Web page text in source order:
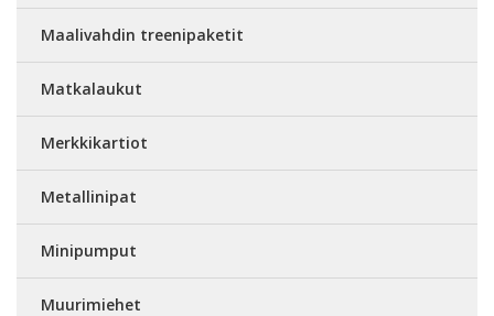
Maalivahdin treenipaketit
Matkalaukut
Merkkikartiot
Metallinipat
Minipumput
Muurimiehet